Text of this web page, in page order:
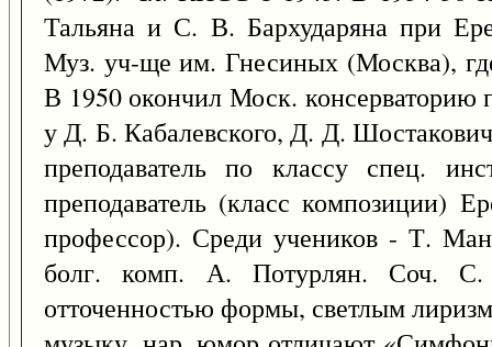
Тальяна и С. В. Бархударяна при
Муз. уч-ще им. Гнесиных (Москва),
В 1950 окончил Моск. консерваторию
у Д. Б. Кабалевского, Д. Д.
преподаватель по классу спец.
преподаватель (класс композиции)
профессор). Среди учеников - Т.
болг. комп. А. Потурлян. Соч. С.
отточенностью формы, светлым